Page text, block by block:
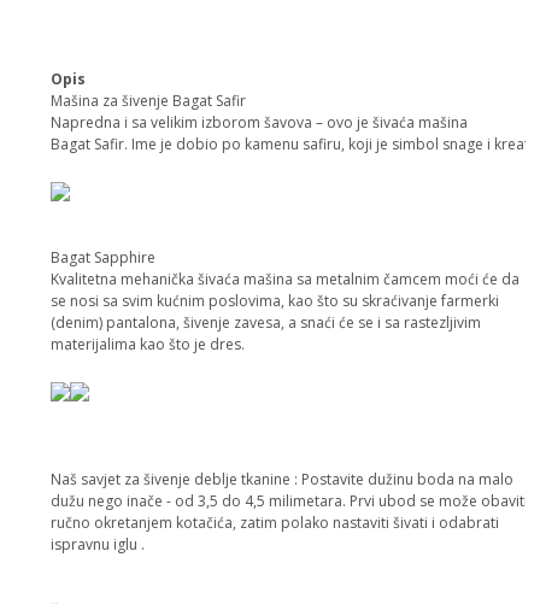
Opis
Mašina za šivenje Bagat Safir
Napredna i sa velikim izborom šavova – ovo je šivaća mašina
Bagat Safir. Ime je dobio po kamenu safiru, koji je simbol snage i
Bagat Sapphire
Kvalitetna mehanička šivaća mašina sa metalnim čamcem moći će da
se nosi sa svim kućnim poslovima, kao što su skraćivanje farmerki
(denim) pantalona, ​​šivenje zavesa, a snaći će se i sa rastezljivim
materijalima kao što je dres.
Naš savjet za šivenje deblje tkanine : Postavite dužinu boda na malo
dužu nego inače - od 3,5 do 4,5 milimetara. Prvi ubod se može obaviti
ručno okretanjem kotačića, zatim polako nastaviti šivati ​​i odabrati
ispravnu iglu .